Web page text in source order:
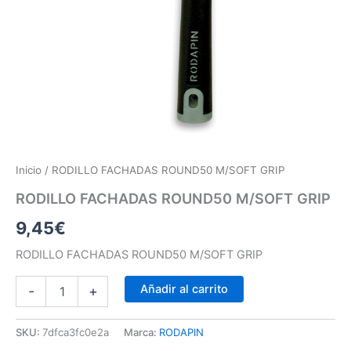
Inicio / RODILLO FACHADAS ROUND50 M/SOFT GRIP
RODILLO FACHADAS ROUND50 M/SOFT GRIP
9,45€
RODILLO FACHADAS ROUND50 M/SOFT GRIP
- + Añadir al carrito
SKU: 7dfca3fc0e2a Marca: RODAPIN